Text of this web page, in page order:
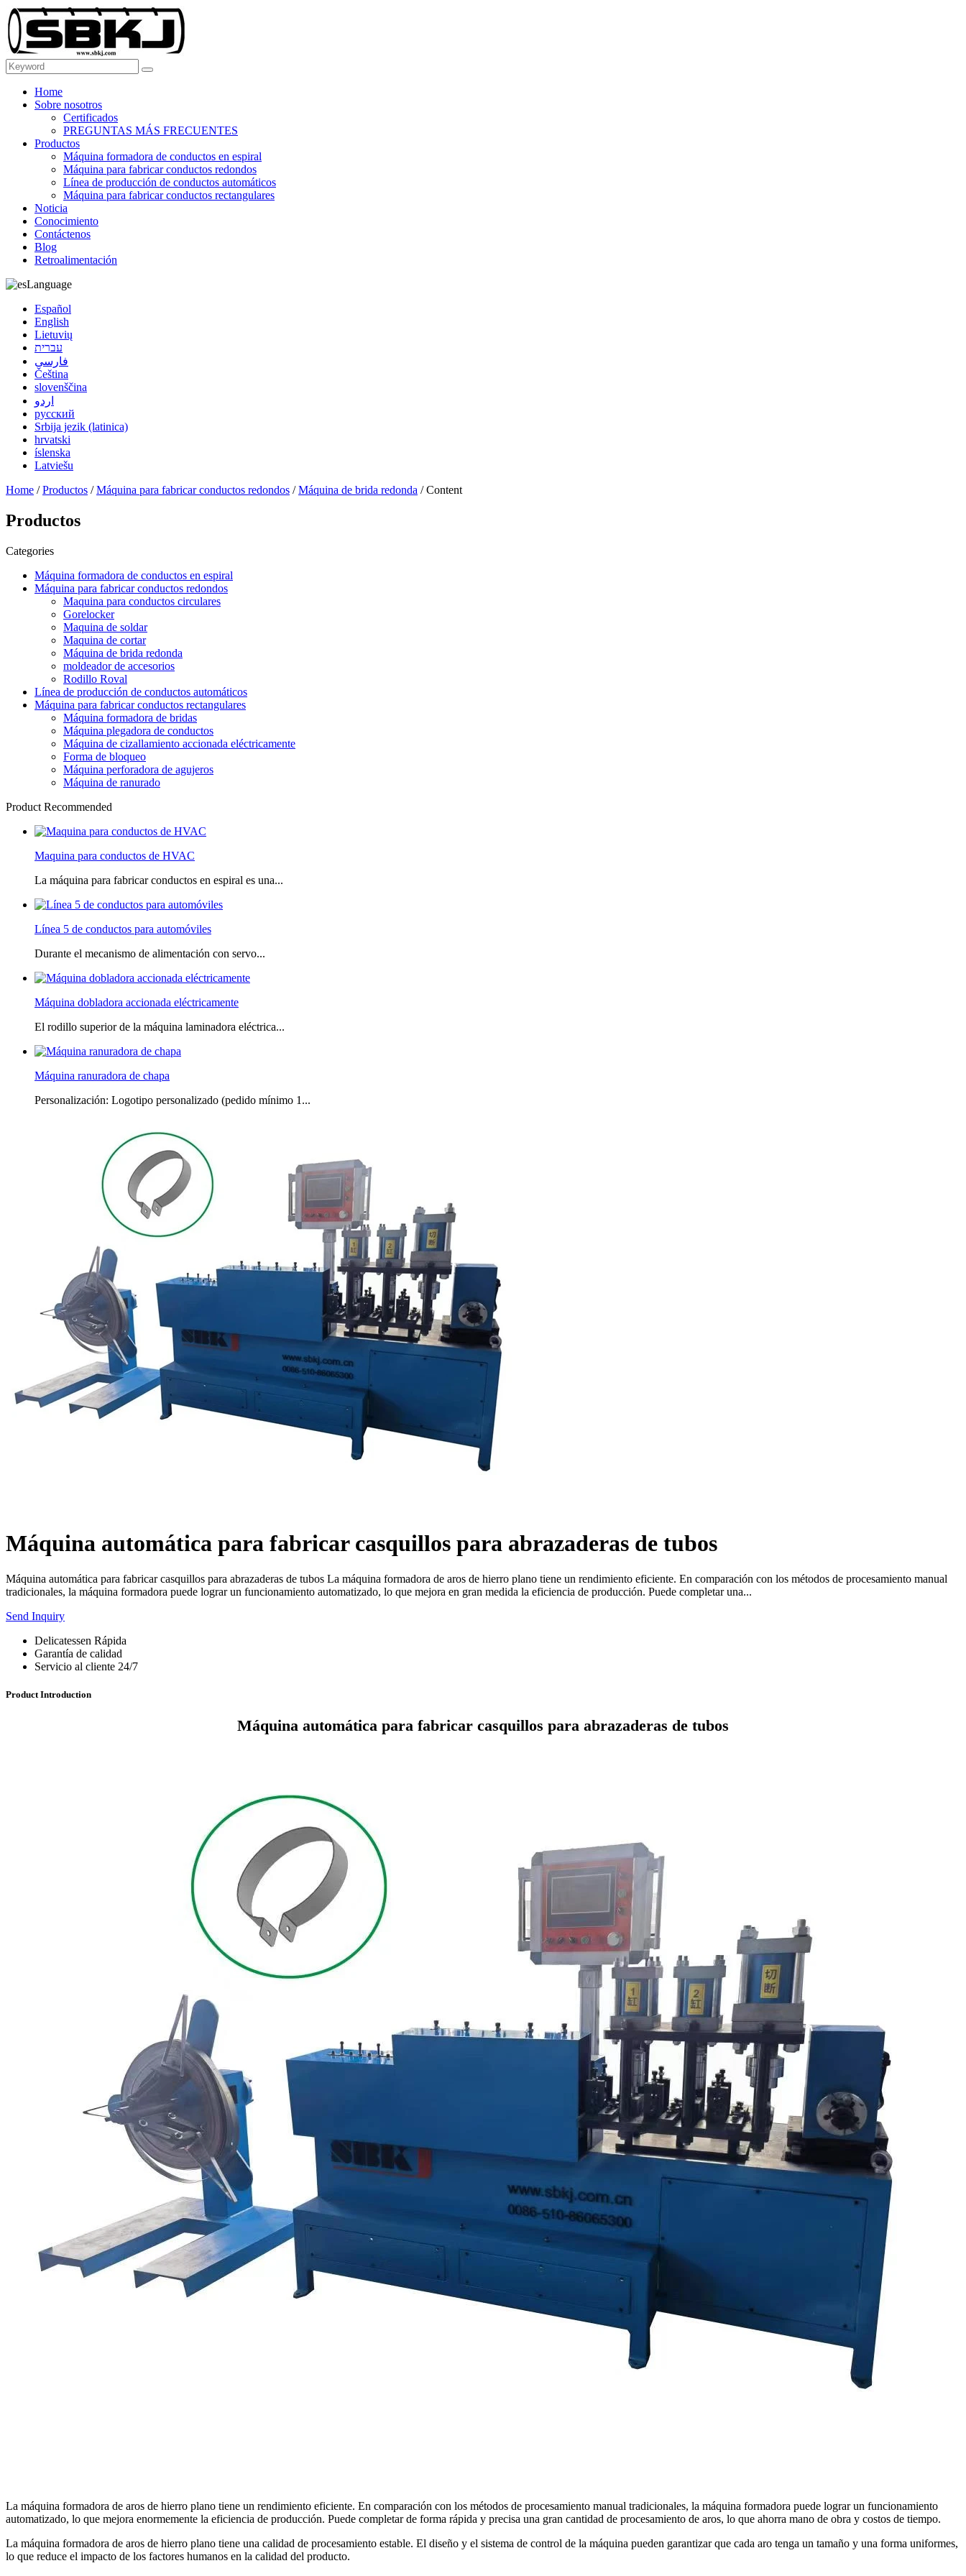
Home
Sobre nosotros
Certificados
PREGUNTAS MÁS FRECUENTES
Productos
Máquina formadora de conductos en espiral
Máquina para fabricar conductos redondos
Línea de producción de conductos automáticos
Máquina para fabricar conductos rectangulares
Noticia
Conocimiento
Contáctenos
Blog
Retroalimentación
Language
Español
English
Lietuvių
עברית
فارسی
Čeština
slovenščina
اردو
русский
Srbija jezik (latinica)
hrvatski
íslenska
Latviešu
Home /Productos /Máquina para fabricar conductos redondos /Máquina de brida redonda / Content
Productos
Categories
Máquina formadora de conductos en espiral
Máquina para fabricar conductos redondos
Maquina para conductos circulares
Gorelocker
Maquina de soldar
Maquina de cortar
Máquina de brida redonda
moldeador de accesorios
Rodillo Roval
Línea de producción de conductos automáticos
Máquina para fabricar conductos rectangulares
Máquina formadora de bridas
Máquina plegadora de conductos
Máquina de cizallamiento accionada eléctricamente
Forma de bloqueo
Máquina perforadora de agujeros
Máquina de ranurado
Product Recommended
Maquina para conductos de HVAC
La máquina para fabricar conductos en espiral es una...
Línea 5 de conductos para automóviles
Durante el mecanismo de alimentación con servo...
Máquina dobladora accionada eléctricamente
El rodillo superior de la máquina laminadora eléctrica...
Máquina ranuradora de chapa
Personalización: Logotipo personalizado (pedido mínimo 1...
Máquina automática para fabricar casquillos para abrazaderas de tubos
Máquina automática para fabricar casquillos para abrazaderas de tubos La máquina formadora de aros de hierro plano tiene un rendimiento eficiente. En comparación con los métodos de procesamiento manual
tradicionales, la máquina formadora puede lograr un funcionamiento automatizado, lo que mejora en gran medida la eficiencia de producción. Puede completar una...
Send Inquiry
Delicatessen Rápida
Garantía de calidad
Servicio al cliente 24/7
Product Introduction
Máquina automática para fabricar casquillos para abrazaderas de tubos
La máquina formadora de aros de hierro plano tiene un rendimiento eficiente. En comparación con los métodos de procesamiento manual tradicionales, la máquina formadora puede lograr un funcionamiento
automatizado, lo que mejora enormemente la eficiencia de producción. Puede completar de forma rápida y precisa una gran cantidad de procesamiento de aros, lo que ahorra mano de obra y costos de tiempo.
La máquina formadora de aros de hierro plano tiene una calidad de procesamiento estable. El diseño y el sistema de control de la máquina pueden garantizar que cada aro tenga un tamaño y una forma uniformes,
lo que reduce el impacto de los factores humanos en la calidad del producto.